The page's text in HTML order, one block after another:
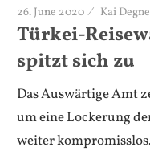
26. June 2020 Kai
Türkei-
spitzt sich zu
Das Auswärtige Amt
um eine Lockerung
weiter